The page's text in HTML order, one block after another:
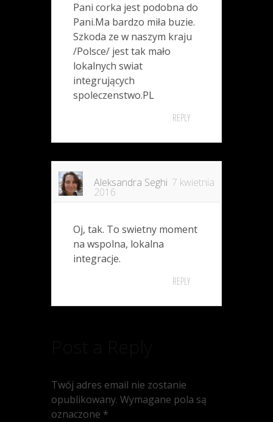
Pani corka jest podobna do
Pani.Ma bardzo miła buzie.
Szkoda ze w naszym kraju
/Polsce/ jest tak mało
lokalnych swiat
integrujących
spoleczenstwo.PL
REPLY
Aleksandra Seghi 7 kwietnia
2016
Oj, tak. To swietny moment
na wspolna, lokalna
integracje.
REPLY
Twój adres email nie zostanie
opublikowany. Wymagane pola są
oznaczone *